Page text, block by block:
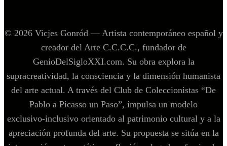
© 2026 Vicjes Gonród — Artista contemporáneo español y
creador del Arte C.C.C.C., fundador de
GenioDelSigloXXI.com. Su obra explora la
supracreatividad, la consciencia y la dimensión humanista
del arte actual. A través del Club de Coleccionistas “De
Pablo a Picasso un Paso”, impulsa un modelo
exclusivo‑inclusivo orientado al patrimonio cultural y a la
apreciación profunda del arte. Su propuesta se sitúa en la